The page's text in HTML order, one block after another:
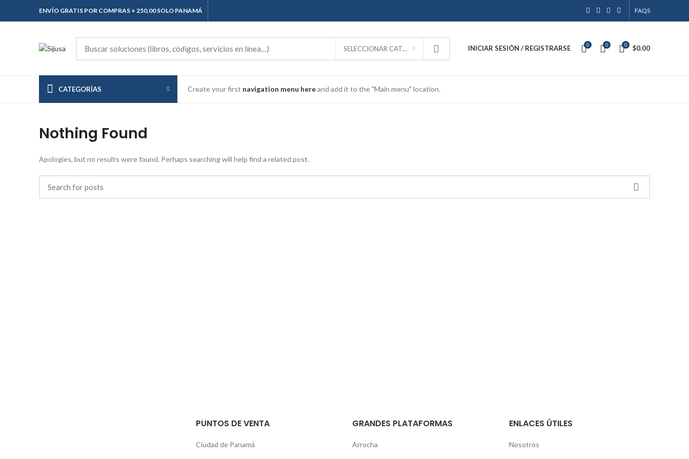
ENVÍO GRATIS POR COMPRAS + 250,00 SOLO PANAMÁ FAQS
SELECCIONAR CATEGORÍA INICIAR SESIÓN / REGISTRARSE 0 0 0 $0.00
CATEGORÍAS Create your first navigation menu hereand add it to the "Main menu" location.
Nothing Found
Apologies, but no results were found. Perhaps searching will help find a related post.
PUNTOS DE VENTA
Ciudad de Panamá
GRANDES PLATAFORMAS
Arrocha
ENLACES ÚTILES
Nosotros